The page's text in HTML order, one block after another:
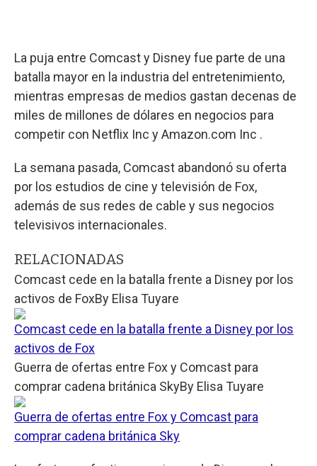
La puja entre Comcast y Disney fue parte de una
batalla mayor en la industria del entretenimiento,
mientras empresas de medios gastan decenas de
miles de millones de dólares en negocios para
competir con Netflix Inc y Amazon.com Inc .
La semana pasada, Comcast abandonó su oferta
por los estudios de cine y televisión de Fox,
además de sus redes de cable y sus negocios
televisivos internacionales.
RELACIONADAS
Comcast cede en la batalla frente a Disney por los
activos de FoxBy Elisa Tuyare
Comcast cede en la batalla frente a Disney por los
activos de Fox
Guerra de ofertas entre Fox y Comcast para
comprar cadena británica SkyBy Elisa Tuyare
Guerra de ofertas entre Fox y Comcast para
comprar cadena británica Sky